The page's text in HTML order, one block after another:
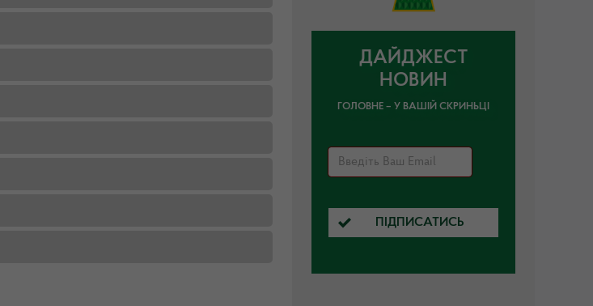
ДАЙДЖЕСТ
НОВИН
ГОЛОВНЕ – У ВАШІЙ СКРИНЬЦІ
ПІДПИСАТИСЬ